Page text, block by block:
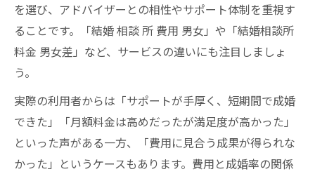
を選び、アドバイザーとの相性やサポート体制を重視す
ることです。「結婚 相談 所 費用 男女」や「結婚相談所
料金 男女差」など、サービスの違いにも注目しましょ
う。
実際の利用者からは「サポートが手厚く、短期間で成婚
できた」「月額料金は高めだったが満足度が高かった」
といった声がある一方、「費用に見合う成果が得られな
かった」というケースもあります。費用と成婚率の関係